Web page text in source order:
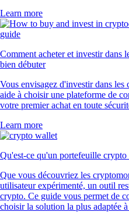
Learn more
Comment acheter et investir dans
bien débuter
Vous envisagez d'investir dans
aide à choisir une plateforme de
votre premier achat en toute
Learn more
Qu'est-ce qu'un portefeuille crypto
Que vous découvriez les
utilisateur expérimenté, un outil
crypto. Ce guide vous permet de
choisir la solution la plus adaptée